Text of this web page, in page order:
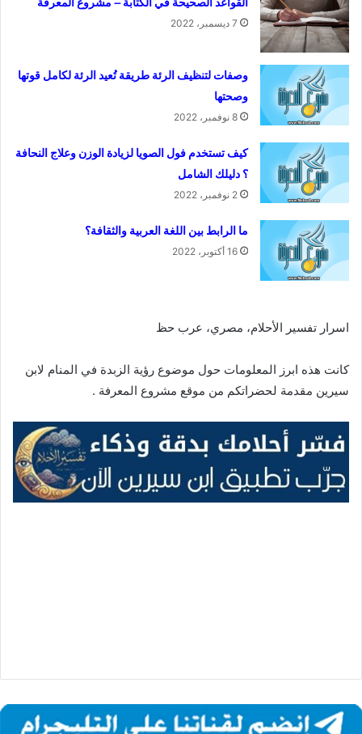
7 ديسمبر، 2022
وصفات لتنظيف الرئة طريقة تُعيد الرئة لكامل قوتها
وصحتها
8 نوفمبر، 2022
كيف تستخدم فول الصويا لزيادة الوزن وعلاج النحافة
؟ دليلك الشامل
2 نوفمبر، 2022
ما الرابط بين اللغة العربية والثقافة؟
16 أكتوبر، 2022
اسرار تفسير الأحلام، مصري، عرب حظ
كانت هذه ابرز المعلومات حول موضوع رؤية الزبدة في المنام لابن
سيرين مقدمة لحضراتكم من موقع مشروع المعرفة .